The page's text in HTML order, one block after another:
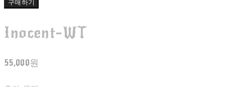
구매하기
Inocent-WT
55,000원